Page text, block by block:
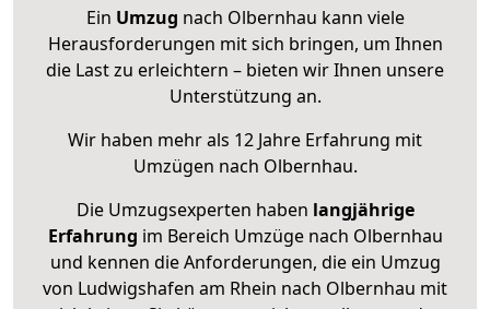
Ein Umzug nach Olbernhau kann viele
Herausforderungen mit sich bringen, um Ihnen
die Last zu erleichtern – bieten wir Ihnen unsere
Unterstützung an.
Wir haben mehr als 12 Jahre Erfahrung mit
Umzügen nach Olbernhau.
Die Umzugsexperten haben langjährige
Erfahrung im Bereich Umzüge nach Olbernhau
und kennen die Anforderungen, die ein Umzug
von Ludwigshafen am Rhein nach Olbernhau mit